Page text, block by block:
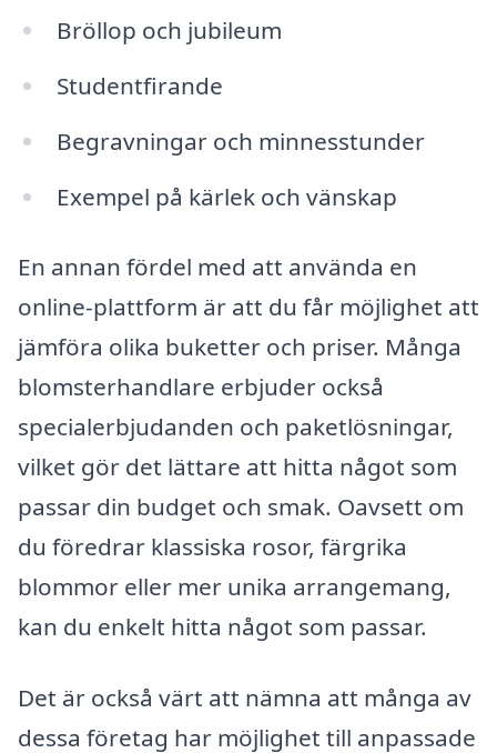
Bröllop och jubileum
Studentfirande
Begravningar och minnesstunder
Exempel på kärlek och vänskap
En annan fördel med att använda en
online-plattform är att du får möjlighet att
jämföra olika buketter och priser. Många
blomsterhandlare erbjuder också
specialerbjudanden och paketlösningar,
vilket gör det lättare att hitta något som
passar din budget och smak. Oavsett om
du föredrar klassiska rosor, färgrika
blommor eller mer unika arrangemang,
kan du enkelt hitta något som passar.
Det är också värt att nämna att många av
dessa företag har möjlighet till anpassade